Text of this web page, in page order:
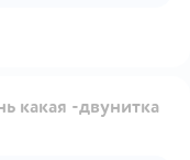
какая -двунитка